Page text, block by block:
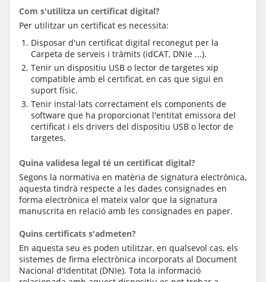
Com s'utilitza un certificat digital?
Per utilitzar un certificat es necessita:
Disposar d'un certificat digital reconegut per la
Carpeta de serveis i tràmits (idCAT, DNIe ...).
Tenir un dispositiu USB o lector de targetes xip
compatible amb el certificat, en cas que sigui en
suport físic.
Tenir instal·lats correctament els components de
software que ha proporcionat l'entitat emissora del
certificat i els drivers del dispositiu USB o lector de
targetes.
Quina validesa legal té un certificat digital?
Segons la normativa en matèria de signatura electrònica,
aquesta tindrà respecte a les dades consignades en
forma electrònica el mateix valor que la signatura
manuscrita en relació amb les consignades en paper.
Quins certificats s'admeten?
En aquesta seu es poden utilitzar, en qualsevol cas, els
sistemes de firma electrònica incorporats al Document
Nacional d'Identitat (DNIe). Tota la informació